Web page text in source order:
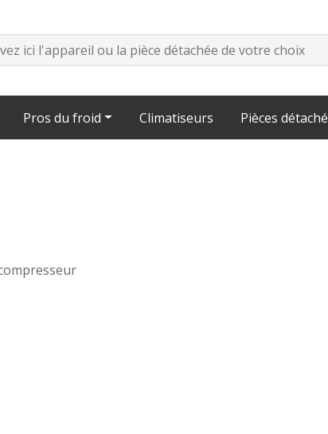
Pros du froid Climatiseurs Pièces